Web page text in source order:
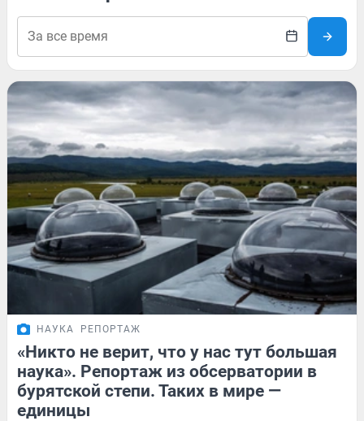
НАУКА РЕПОРТАЖ
«Никто не верит, что у нас тут большая
наука». Репортаж из обсерватории в
бурятской степи. Таких в мире —
единицы